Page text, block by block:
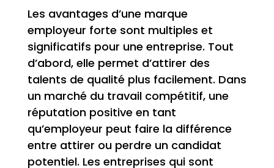
Les avantages d’une marque
employeur forte sont multiples et
significatifs pour une entreprise. Tout
d’abord, elle permet d’attirer des
talents de qualité plus facilement. Dans
un marché du travail compétitif, une
réputation positive en tant
qu’employeur peut faire la différence
entre attirer ou perdre un candidat
potentiel. Les entreprises qui sont